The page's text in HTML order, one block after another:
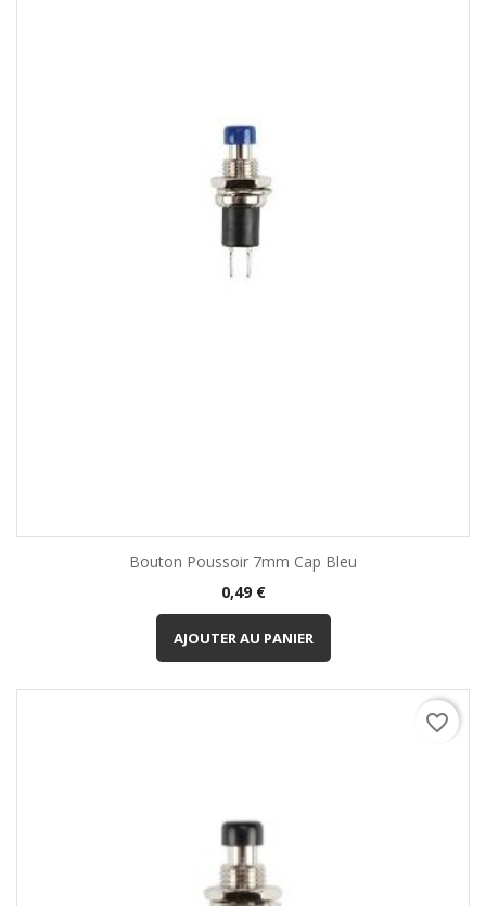
Bouton Poussoir 7mm Cap Bleu
Prix
0,49 €
AJOUTER AU PANIER
favorite_border